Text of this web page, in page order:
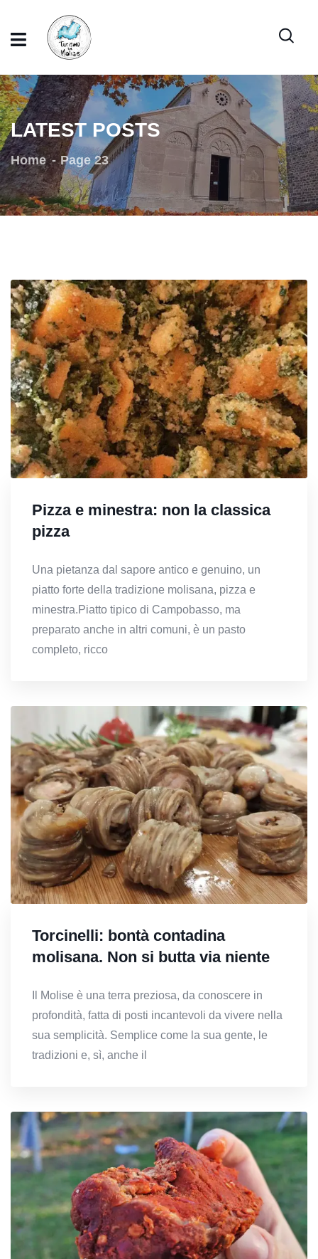
LATEST POSTS
Home Page 23
Pizza e minestra: non la classica
pizza
Una pietanza dal sapore antico e genuino, un
piatto forte della tradizione molisana, pizza e
minestra.Piatto tipico di Campobasso, ma
preparato anche in altri comuni, è un pasto
completo, ricco
Torcinelli: bontà contadina
molisana. Non si butta via niente
Il Molise è una terra preziosa, da conoscere in
profondità, fatta di posti incantevoli da vivere nella
sua semplicità. Semplice come la sua gente, le
tradizioni e, sì, anche il